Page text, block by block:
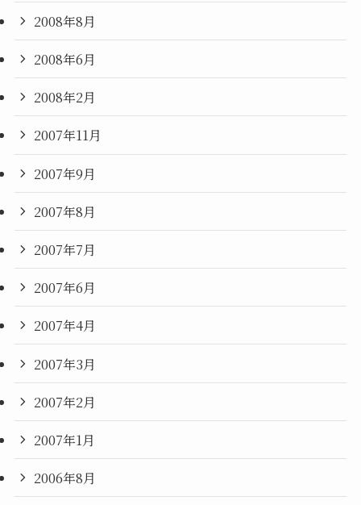
2008年8月
2008年6月
2008年2月
2007年11月
2007年9月
2007年8月
2007年7月
2007年6月
2007年4月
2007年3月
2007年2月
2007年1月
2006年8月